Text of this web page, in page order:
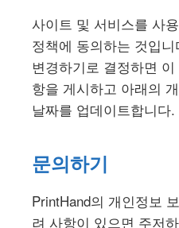
사이트 및 서비스를 사
정책에 동의하는 것입
변경하기로 결정하면
항을 게시하고 아래의
날짜를 업데이트합니다.
문의하기
PrintHand의 개인정보
려 사항이 있으면 주저